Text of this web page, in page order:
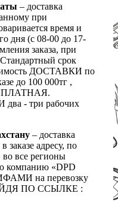
– доставка
при
время и
дня (с 08-00 до 17-
заказа, при
срок
ДОСТАВКИ по
до 100 000тг ,
- три рабочих
– доставка
заказе адресу, по
все регионы
компанию «DPD
на перевозку
ПО ССЫЛКЕ :